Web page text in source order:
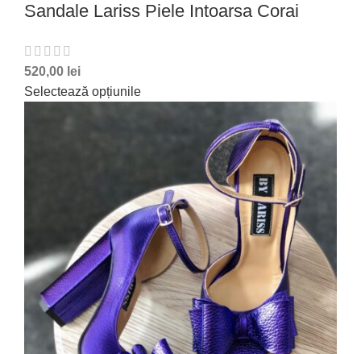
Sandale Lariss Piele Intoarsa Corai
520,00 lei
Selectează opțiunile